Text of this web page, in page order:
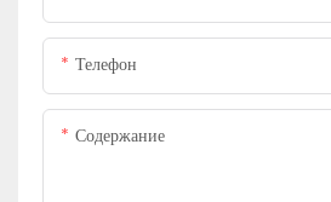
Телефон
Содержание